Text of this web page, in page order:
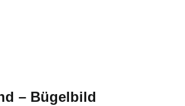
– Bügelbild